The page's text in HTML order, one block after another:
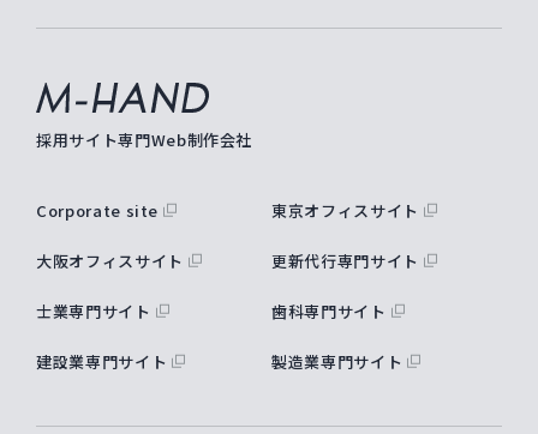
M-hand
採用サイト専門Web制作会社
Corporate site 東京オフィスサイト
大阪オフィスサイト 更新代行専門サイト
士業専門サイト 歯科専門サイト
建設業専門サイト 製造業専門サイト